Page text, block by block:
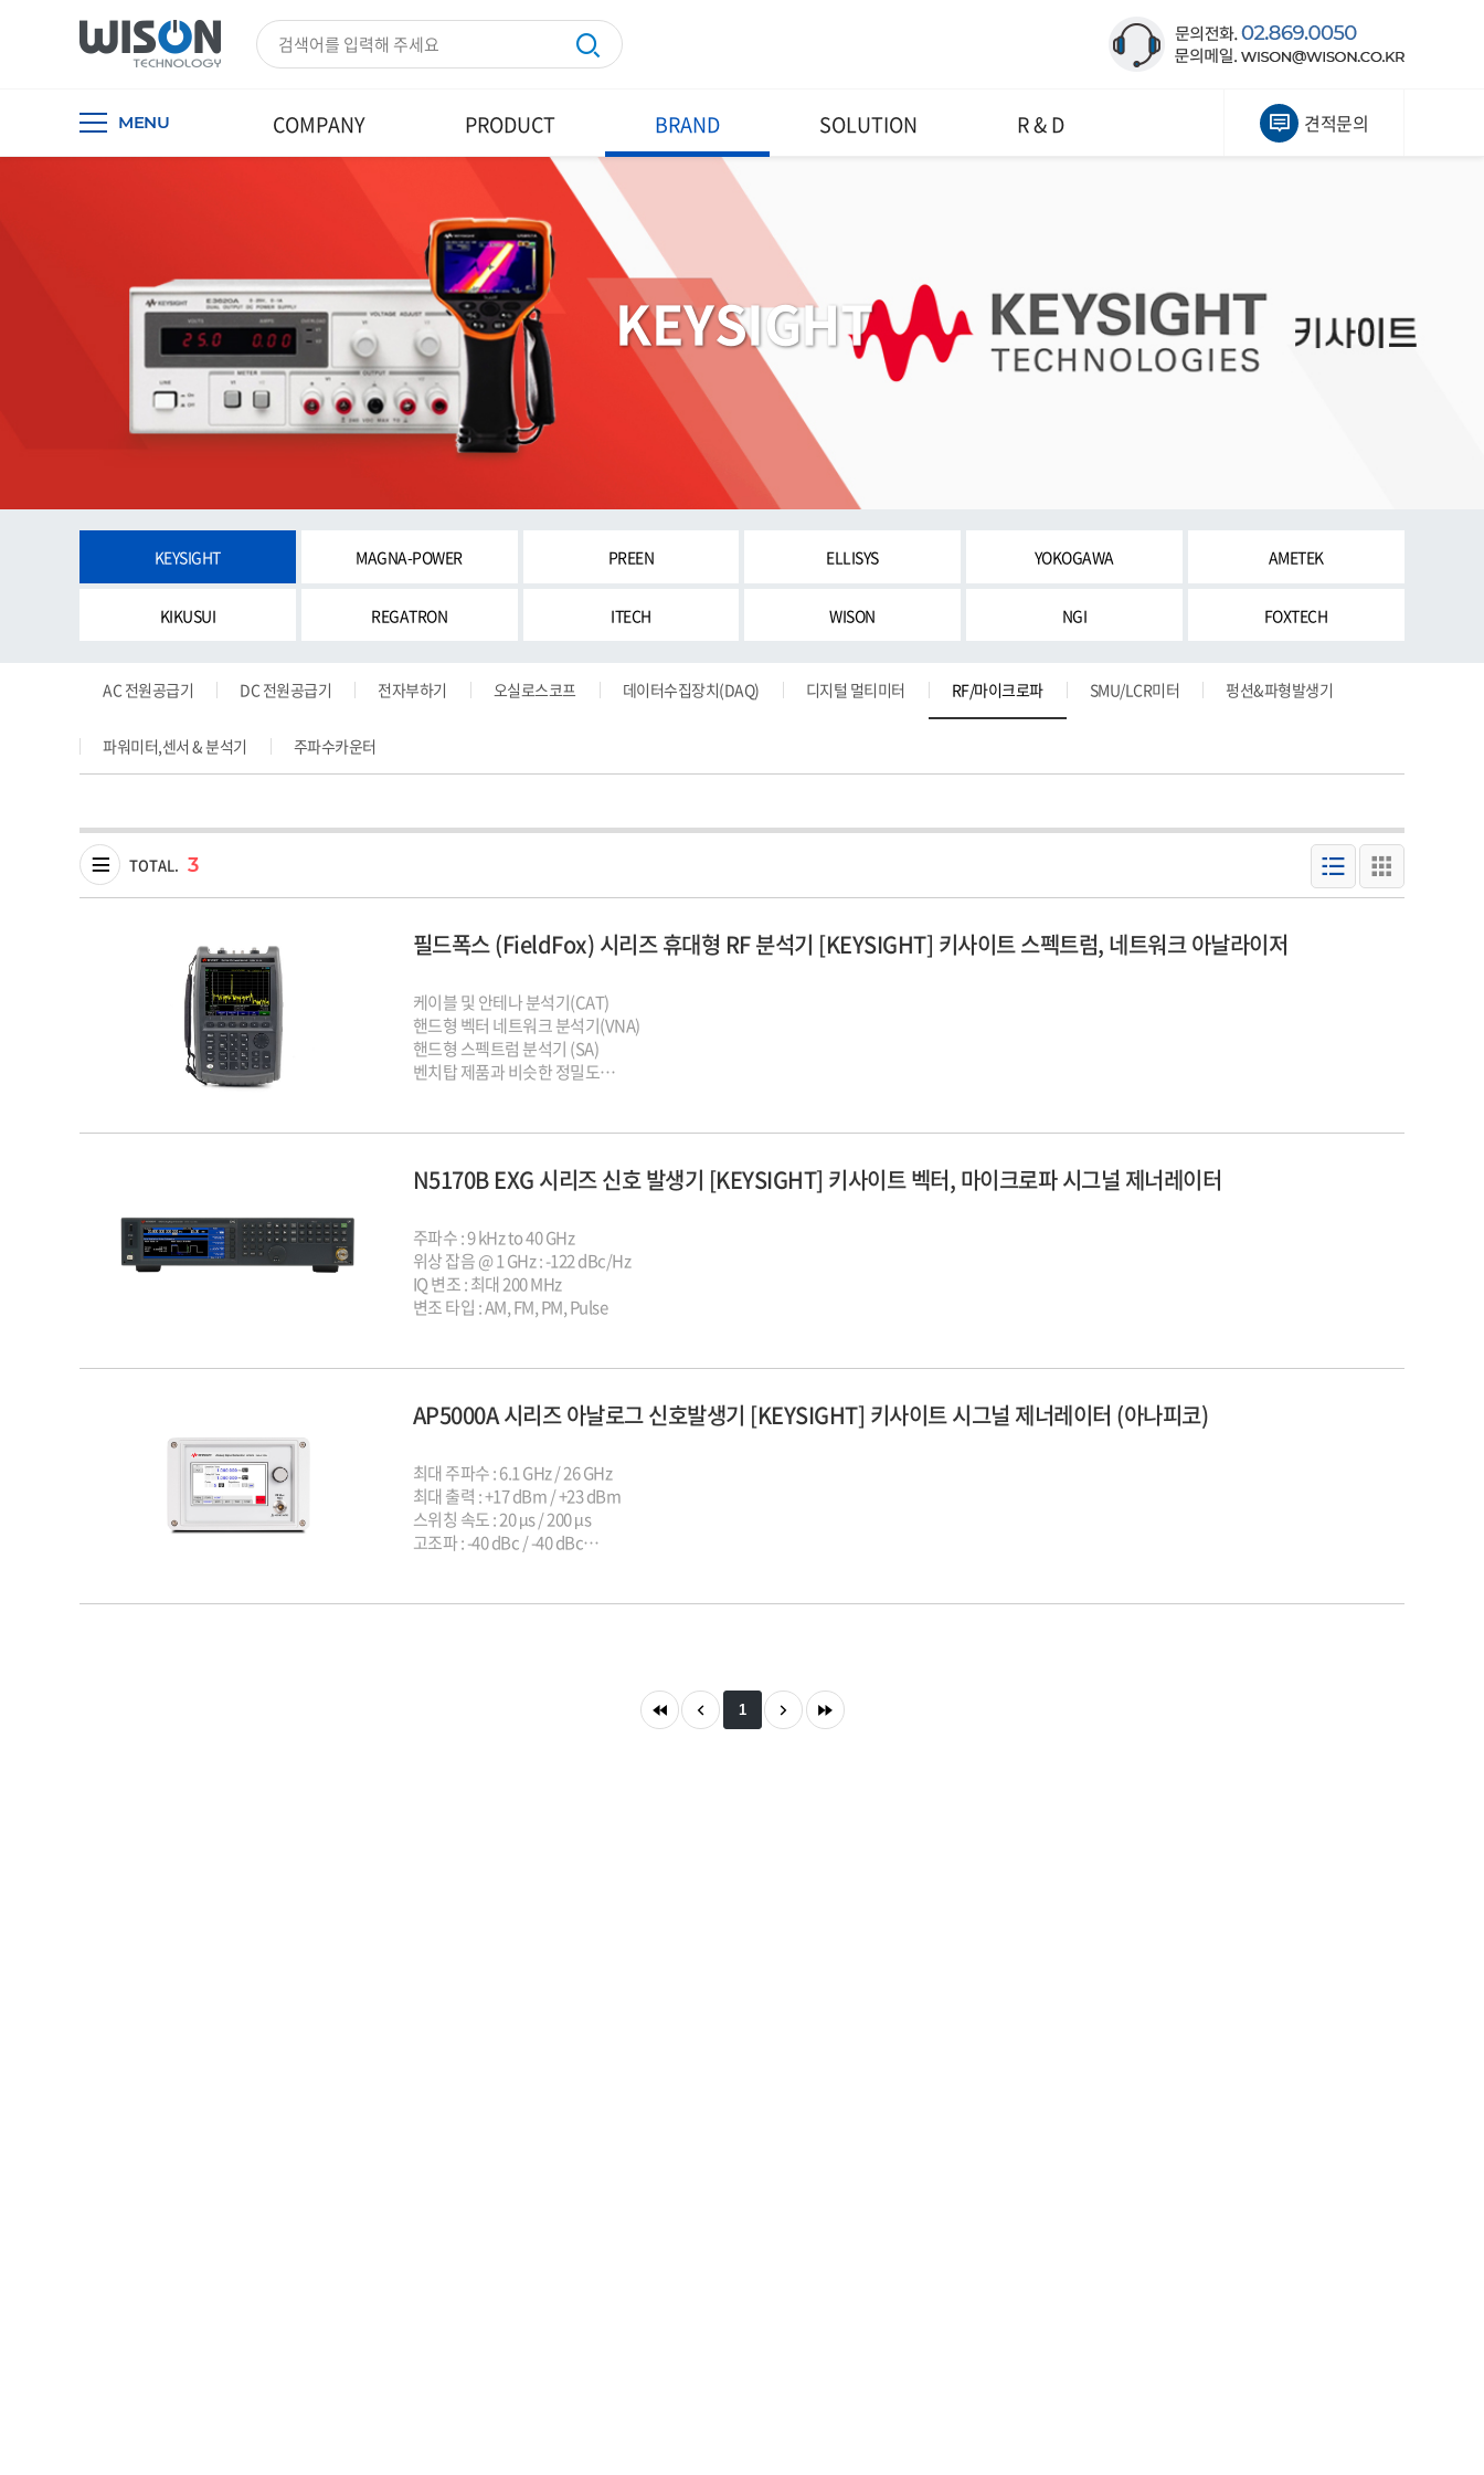
MENU COMPANY PRODUCT BRAND SOLUTION R & D 견적문의
KEYSIGHT
KEYSIGHT MAGNA-POWER PREEN ELLISYS YOKOGAWA AMETEK
KIKUSUI REGATRON ITECH WISON NGI FOXTECH
AC 전원공급기 DC 전원공급기 전자부하기 오실로스코프 데이터수집장치(DAQ) 디지털 멀티미터 RF/마이크로파 SMU/LCR미터 펑션&파형발생기
파워미터,센서 & 분석기 주파수카운터
TOTAL. 3
필드폭스 (FieldFox) 시리즈 휴대형 RF 분석기 [KEYSIGHT] 키사이트 스펙트럼, 네트워크 아날라이저
케이블 및 안테나 분석기(CAT)
핸드형 벡터 네트워크 분석기(VNA)
핸드형 스펙트럼 분석기 (SA)
벤치탑 제품과 비슷한 정밀도
휴대성이 우수하고 높은 내구력
N5170B EXG 시리즈 신호 발생기 [KEYSIGHT] 키사이트 벡터, 마이크로파 시그널 제너레이터
주파수 : 9 kHz to 40 GHz
위상 잡음 @ 1 GHz : -122 dBc/Hz
IQ 변조 : 최대 200 MHz
변조 타입 : AM, FM, PM, Pulse
AP5000A 시리즈 아날로그 신호발생기 [KEYSIGHT] 키사이트 시그널 제너레이터 (아나피코)
최대 주파수 : 6.1 GHz / 26 GHz
최대 출력 : +17 dBm / +23 dBm
스위칭 속도 : 20 µs / 200 µs
고조파 : -40 dBc / -40 dBc
1